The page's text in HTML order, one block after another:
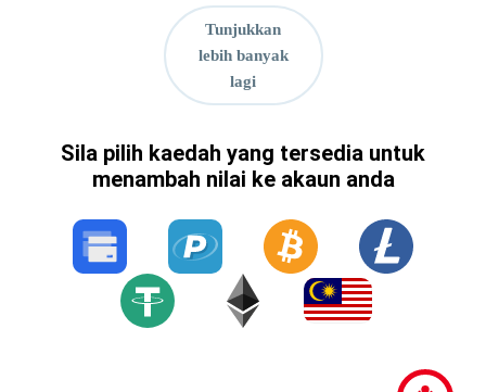
Tunjukkan
lebih banyak
lagi
Sila pilih kaedah yang tersedia untuk
menambah nilai ke akaun anda